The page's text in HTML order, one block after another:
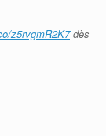
z5rvgmR2K7dès